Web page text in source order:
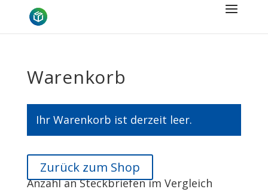
Warenkorb
Ihr Warenkorb ist derzeit leer.
Zurück zum Shop
Anzahl an Steckbriefen im Vergleich